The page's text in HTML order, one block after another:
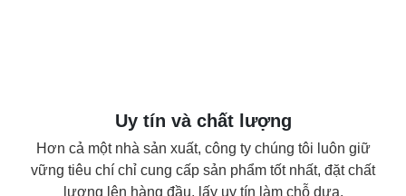
Uy tín và chất lượng
Hơn cả một nhà sản xuất, công ty chúng tôi luôn giữ
vững tiêu chí chỉ cung cấp sản phẩm tốt nhất, đặt chất
lượng lên hàng đầu, lấy uy tín làm chỗ dựa.